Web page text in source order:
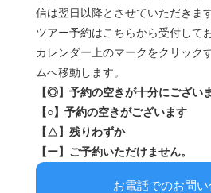
信は翌日以降とさせていただきます
ツアー予約はこちらから受付して
カレンダー上のマークをクリック
ムへ移動します。
【◎】予約の空きが十分にござい
【○】予約の空きがございます
【△】残りわずか
【ー】ご予約いただけません。
お電話でのお問